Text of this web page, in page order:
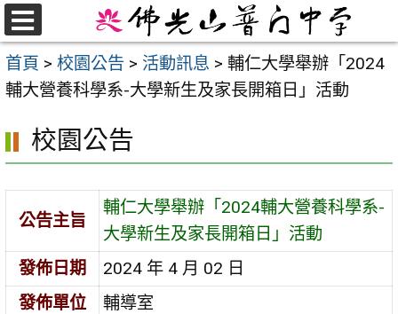
跳
至
主
要
首頁 > 校園公告 > 活動訊息 > 輔仁大學舉辦「2024
輔大營養科學系-大學新生及家長開箱日」活動
校園公告
公告主旨
輔仁大學舉辦「2024輔大營養科學系-
大學新生及家長開箱日」活動
發佈日期
2024 年 4 月 02 日
發佈單位
輔導室
選
單